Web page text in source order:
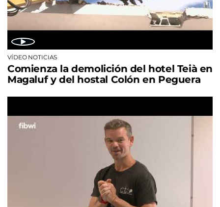
VÍDEO NOTICIAS
Comienza la demolición del hotel Teià en
Magaluf y del hostal Colón en Peguera